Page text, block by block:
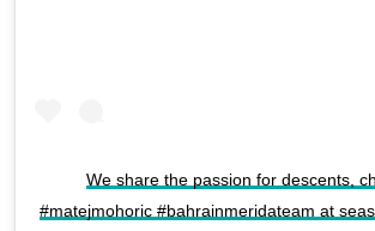
We share the passion for descents,
#matejmohoric #bahrainmeridateam at